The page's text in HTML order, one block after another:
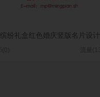
缤纷礼盒红色婚庆竖版名片设计